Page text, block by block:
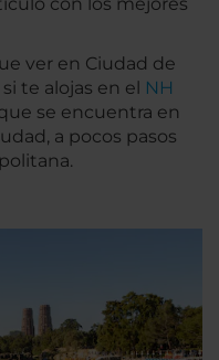
ver en Ciudad de
te alojas en el NH
se encuentra en
a pocos pasos